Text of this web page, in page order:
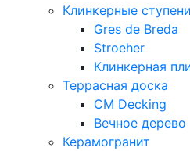
Клинкерные
Gres de Breda
Stroeher
Клинкерная
Террасная доска
CM Decking
Вечное дерево
Керамогранит